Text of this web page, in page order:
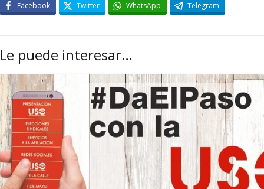
Facebook Twitter WhatsApp Telegram
Le puede interesar…